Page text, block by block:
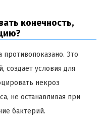
конечность,
противопоказано. Это
создает условия для
некроз
не останавливая при
бактерий.